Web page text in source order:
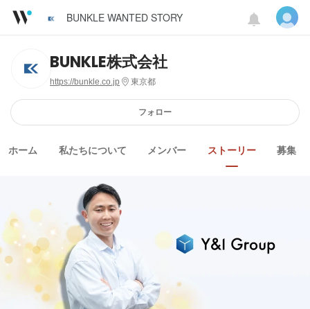
BUNKLE WANTED STORY
BUNKLE株式会社
https://bunkle.co.jp 東京都
フォロー
ホーム 私たちについて メンバー ストーリー 募集